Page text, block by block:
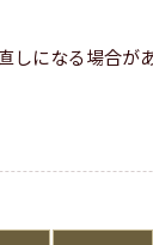
になる場合が